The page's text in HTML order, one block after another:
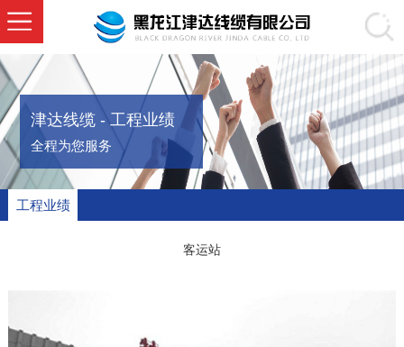
津达线缆 - 工程业绩
全程为您服务
工程业绩
客运站